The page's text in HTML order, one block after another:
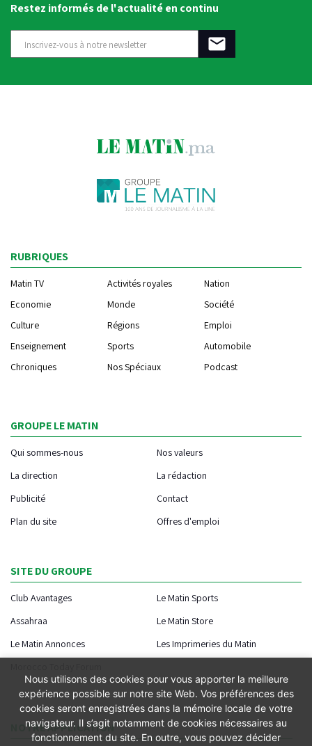
Restez informés de l'actualité en continu
RUBRIQUES
Matin TV Activités royales
Nation
Economie
Monde
Société
Culture
Régions
Emploi
Enseignement
Sports
Automobile
Chroniques
Nos Spéciaux Podcast
GROUPE LE MATIN
Qui sommes-nous
Nos valeurs
La direction
La rédaction
Publicité
Contact
Plan du site
Offres d'emploi
SITE DU GROUPE
Club Avantages
Le Matin Sports
Assahraa
Le Matin Store
Le Matin Annonces
Les Imprimeries du Matin
NOTRE APPLICATION
Nous utilisons des cookies pour vous apporter la meilleure
expérience possible sur notre site Web. Vos préférences des
cookies seront enregistrées dans la mémoire locale de votre
navigateur. Il s’agit notamment de cookies nécessaires au
fonctionnement du site. En outre, vous pouvez décider